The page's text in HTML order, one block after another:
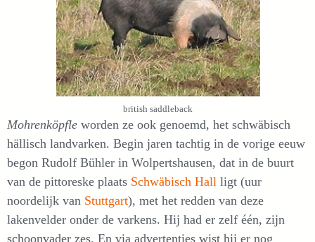
british saddleback
Mohrenköpfle worden ze ook genoemd, het schwäbisch
hällisch landvarken. Begin jaren tachtig in de vorige eeuw
begon Rudolf Bühler in Wolpertshausen, dat in de buurt
van de pittoreske plaats Schwäbisch Hall ligt (uur
noordelijk van Stuttgart), met het redden van deze
lakenvelder onder de varkens. Hij had er zelf één, zijn
schoonvader zes. En via advertenties wist hij er nog